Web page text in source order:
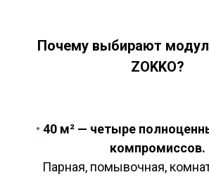
Почему выбирают
ZOKKO?
• 40 м² — четыре
компромиссов.
Парная, помывочная,